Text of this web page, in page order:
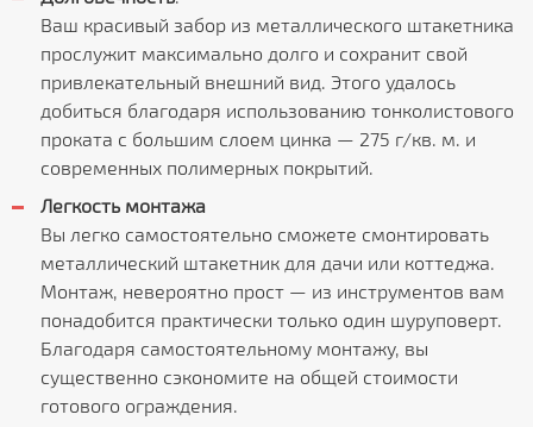
Ваш красивый забор из металлического штакетника
прослужит максимально долго и сохранит свой
привлекательный внешний вид. Этого удалось
добиться благодаря использованию тонколистового
проката с большим слоем цинка — 275 г/кв. м. и
современных полимерных покрытий.
Легкость монтажа
Вы легко самостоятельно сможете смонтировать
металлический штакетник для дачи или коттеджа.
Монтаж, невероятно прост — из инструментов вам
понадобится практически только один шуруповерт.
Благодаря самостоятельному монтажу, вы
существенно сэкономите на общей стоимости
готового ограждения.